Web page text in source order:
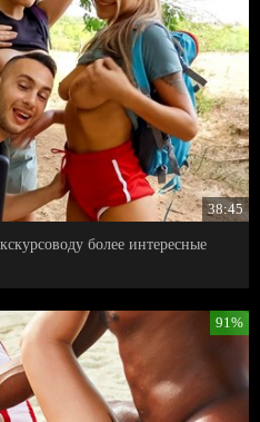
38:45
более интересные
91%